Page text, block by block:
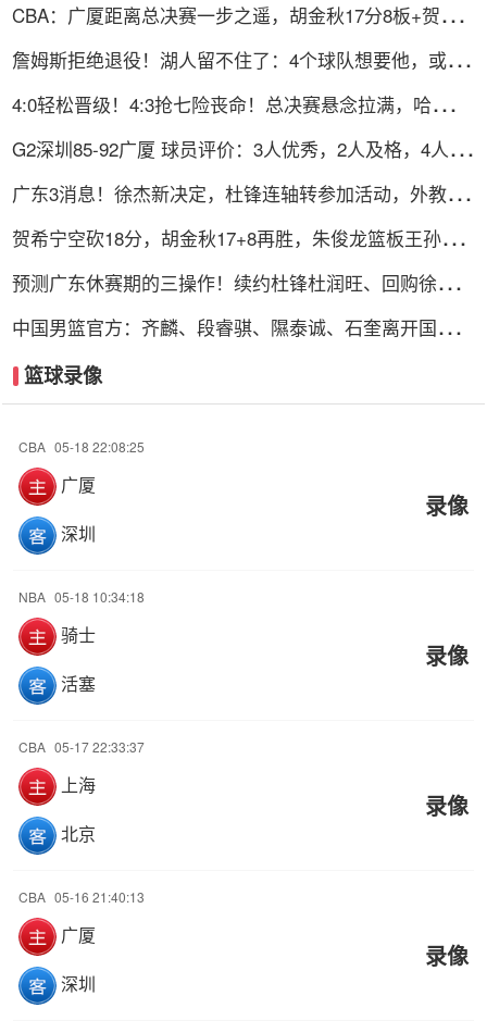
CBA：广厦距离总决赛一步之遥，胡金秋17分8板+贺希
詹姆斯拒绝退役！湖人留不住了：4个球队想要他，或能
4:0轻松晋级！4:3抢七险丧命！总决赛悬念拉满，哈登最
G2深圳85-92广厦 球员评价：3人优秀，2人及格，4人低
广东3消息！徐杰新决定，杜锋连轴转参加活动，外教已
贺希宁空砍18分，胡金秋17+8再胜，朱俊龙篮板王孙铭
预测广东休赛期的三操作！续约杜锋杜润旺、回购徐昕、
中国男篮官方：齐麟、段睿骐、隰泰诚、石奎离开国家队
篮球录像
CBA 05-18 22:08:25
广厦
深圳
录像
NBA 05-18 10:34:18
骑士
活塞
录像
CBA 05-17 22:33:37
上海
北京
录像
CBA 05-16 21:40:13
广厦
深圳
录像